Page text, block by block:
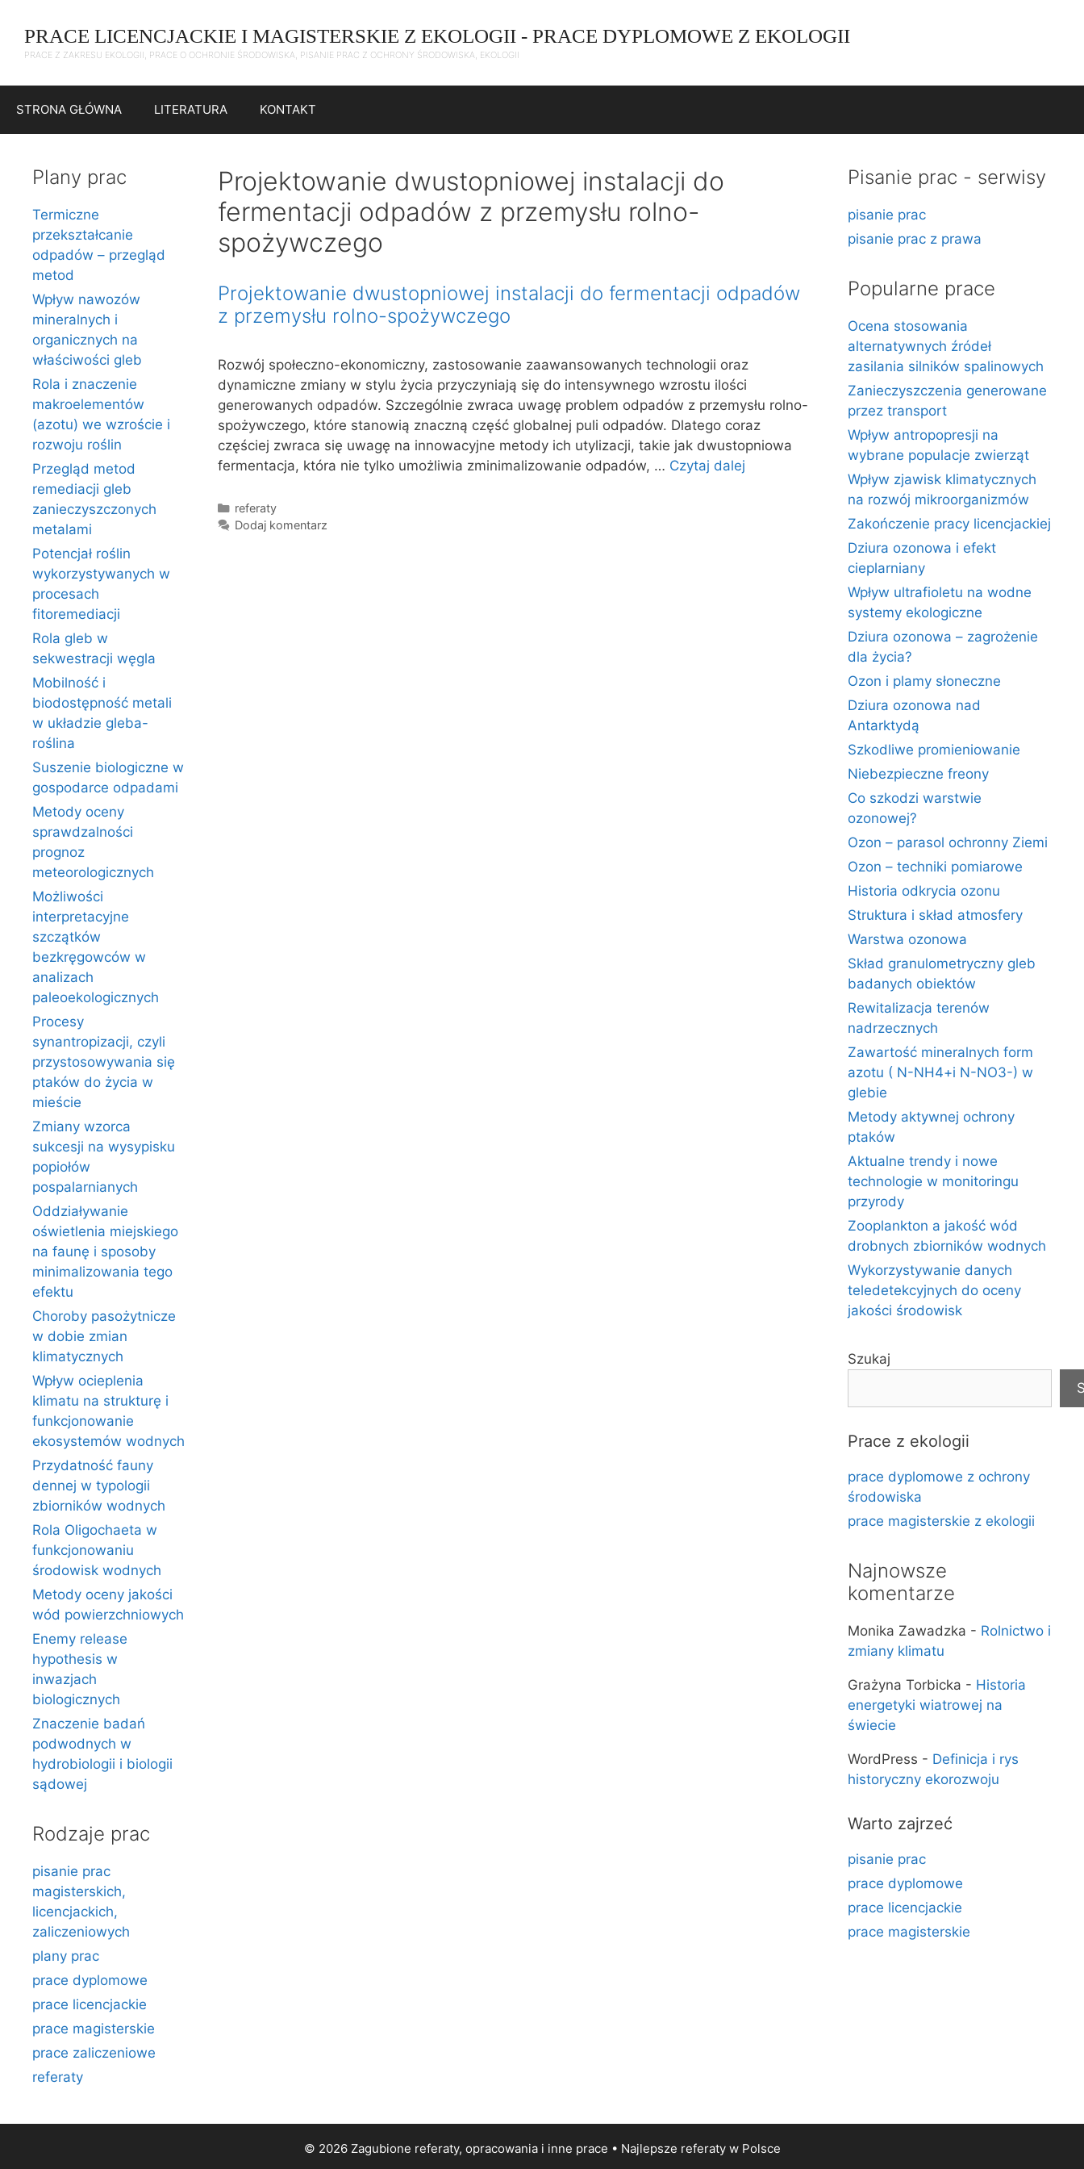
treści
PRACE LICENCJACKIE I MAGISTERSKIE Z EKOLOGII - PRACE DYPLOMOWE Z EKOLOGII
PRACE Z ZAKRESU EKOLOGII, PRACE O OCHRONIE ŚRODOWISKA, PISANIE PRAC Z OCHRONY ŚRODOWISKA, EKOLOGII
STRONA GŁÓWNA LITERATURA KONTAKT
Projektowanie dwustopniowej instalacji do
fermentacji odpadów z przemysłu rolno-
spożywczego
Projektowanie dwustopniowej instalacji do fermentacji odpadów
z przemysłu rolno-spożywczego
Rozwój społeczno-ekonomiczny, zastosowanie zaawansowanych technologii oraz
dynamiczne zmiany w stylu życia przyczyniają się do intensywnego wzrostu ilości
generowanych odpadów. Szczególnie zwraca uwagę problem odpadów z przemysłu rolno-
spożywczego, które stanowią znaczną część globalnej puli odpadów. Dlatego coraz
częściej zwraca się uwagę na innowacyjne metody ich utylizacji, takie jak dwustopniowa
fermentacja, która nie tylko umożliwia zminimalizowanie odpadów, … Czytaj dalej
Kategorie
referaty
Dodaj komentarz
Plany prac
Termiczne
przekształcanie
odpadów – przegląd
metod
Wpływ nawozów
mineralnych i
organicznych na
właściwości gleb
Rola i znaczenie
makroelementów
(azotu) we wzroście i
rozwoju roślin
Przegląd metod
remediacji gleb
zanieczyszczonych
metalami
Potencjał roślin
wykorzystywanych w
procesach
fitoremediacji
Rola gleb w
sekwestracji węgla
Mobilność i
biodostępność metali
w układzie gleba-
roślina
Suszenie biologiczne w
gospodarce odpadami
Metody oceny
sprawdzalności
prognoz
meteorologicznych
Możliwości
interpretacyjne
szczątków
bezkręgowców w
analizach
paleoekologicznych
Procesy
synantropizacji, czyli
przystosowywania się
ptaków do życia w
mieście
Zmiany wzorca
sukcesji na wysypisku
popiołów
pospalarnianych
Oddziaływanie
oświetlenia miejskiego
na faunę i sposoby
minimalizowania tego
efektu
Choroby pasożytnicze
w dobie zmian
klimatycznych
Wpływ ocieplenia
klimatu na strukturę i
funkcjonowanie
ekosystemów wodnych
Przydatność fauny
dennej w typologii
zbiorników wodnych
Rola Oligochaeta w
funkcjonowaniu
środowisk wodnych
Metody oceny jakości
wód powierzchniowych
Enemy release
hypothesis w
inwazjach
biologicznych
Znaczenie badań
podwodnych w
hydrobiologii i biologii
sądowej
Rodzaje prac
pisanie prac
magisterskich,
licencjackich,
zaliczeniowych
plany prac
prace dyplomowe
prace licencjackie
prace magisterskie
prace zaliczeniowe
referaty
Pisanie prac - serwisy
pisanie prac
pisanie prac z prawa
Popularne prace
Ocena stosowania
alternatywnych źródeł
zasilania silników spalinowych
Zanieczyszczenia generowane
przez transport
Wpływ antropopresji na
wybrane populacje zwierząt
Wpływ zjawisk klimatycznych
na rozwój mikroorganizmów
Zakończenie pracy licencjackiej
Dziura ozonowa i efekt
cieplarniany
Wpływ ultrafioletu na wodne
systemy ekologiczne
Dziura ozonowa – zagrożenie
dla życia?
Ozon i plamy słoneczne
Dziura ozonowa nad
Antarktydą
Szkodliwe promieniowanie
Niebezpieczne freony
Co szkodzi warstwie
ozonowej?
Ozon – parasol ochronny Ziemi
Ozon – techniki pomiarowe
Historia odkrycia ozonu
Struktura i skład atmosfery
Warstwa ozonowa
Skład granulometryczny gleb
badanych obiektów
Rewitalizacja terenów
nadrzecznych
Zawartość mineralnych form
azotu ( N-NH4+i N-NO3-) w
glebie
Metody aktywnej ochrony
ptaków
Aktualne trendy i nowe
technologie w monitoringu
przyrody
Zooplankton a jakość wód
drobnych zbiorników wodnych
Wykorzystywanie danych
teledetekcyjnych do oceny
jakości środowisk
Szukaj
Prace z ekologii
prace dyplomowe z ochrony
środowiska
prace magisterskie z ekologii
Najnowsze
komentarze
Monika Zawadzka - Rolnictwo i
zmiany klimatu
Grażyna Torbicka - Historia
energetyki wiatrowej na
świecie
WordPress - Definicja i rys
historyczny ekorozwoju
Warto zajrzeć
pisanie prac
prace dyplomowe
prace licencjackie
prace magisterskie
© 2026 Zagubione referaty, opracowania i inne prace • Najlepsze referatyw Polsce